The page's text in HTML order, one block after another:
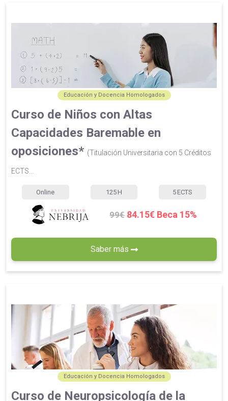
Educación y Docencia Homologados
Curso de Niños con Altas
Capacidades Baremable en
oposiciones* (Titulación Universitaria con 5 Créditos
ECTS...
Online 125 H 5 ECTS
99€ 84.15€ Beca 15%
Saber más
Educación y Docencia Homologados
Curso de Neuropsicología de la